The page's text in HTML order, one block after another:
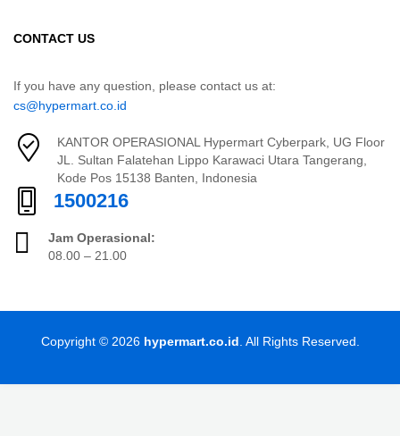
CONTACT US
If you have any question, please contact us at:
cs@hypermart.co.id
KANTOR OPERASIONAL Hypermart Cyberpark, UG Floor
JL. Sultan Falatehan Lippo Karawaci Utara Tangerang,
Kode Pos 15138 Banten, Indonesia
1500216
Jam Operasional:
08.00 – 21.00
Copyright © 2026 hypermart.co.id . All Rights Reserved.